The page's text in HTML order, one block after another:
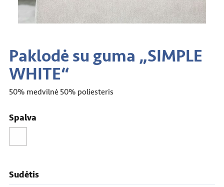
Paklodė su guma „SIMPLE
WHITE“
50% medvilnė 50% poliesteris
Spalva
Sudėtis